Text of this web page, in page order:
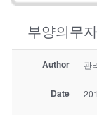
부양의무
Author 관
Date